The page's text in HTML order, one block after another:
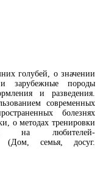
голубей, о значении
и зарубежные породы
и разведения.
современных
болезнях
о методах тренировки
на любителей-
(Дом, семья, досуг.